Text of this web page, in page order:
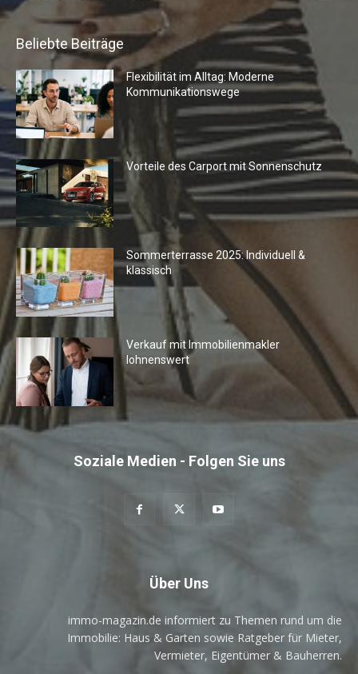
Beliebte Beiträge
Flexibilität im Alltag: Moderne
Kommunikationswege
Vorteile des Carport mit Sonnenschutz
Sommerterrasse 2025: Individuell &
klassisch
Verkauf mit Immobilienmakler
lohnenswert
Soziale Medien - Folgen Sie uns
Über Uns
immo-magazin.de informiert zu Themen rund um die
Immobilie: Haus & Garten sowie Ratgeber für Mieter,
Vermieter, Eigentümer & Bauherren.